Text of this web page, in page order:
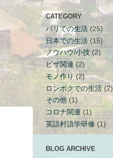
CATEGORY
バリでの生活 (25)
日本での生活 (15)
ノウハウ/小技 (2)
ビザ関連 (2)
モノ作り (2)
ロンボクでの生活 (2)
その他 (1)
コロナ関連 (1)
英語村語学研修 (1)
BLOG ARCHIVE